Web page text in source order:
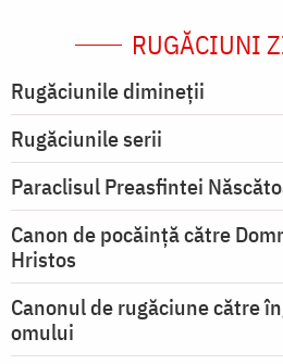
RUGĂCIUNI
Rugăciunile dimineții
Rugăciunile serii
Paraclisul Preasfintei
Canon de pocăință către
Hristos
Canonul de rugăciune către
omului